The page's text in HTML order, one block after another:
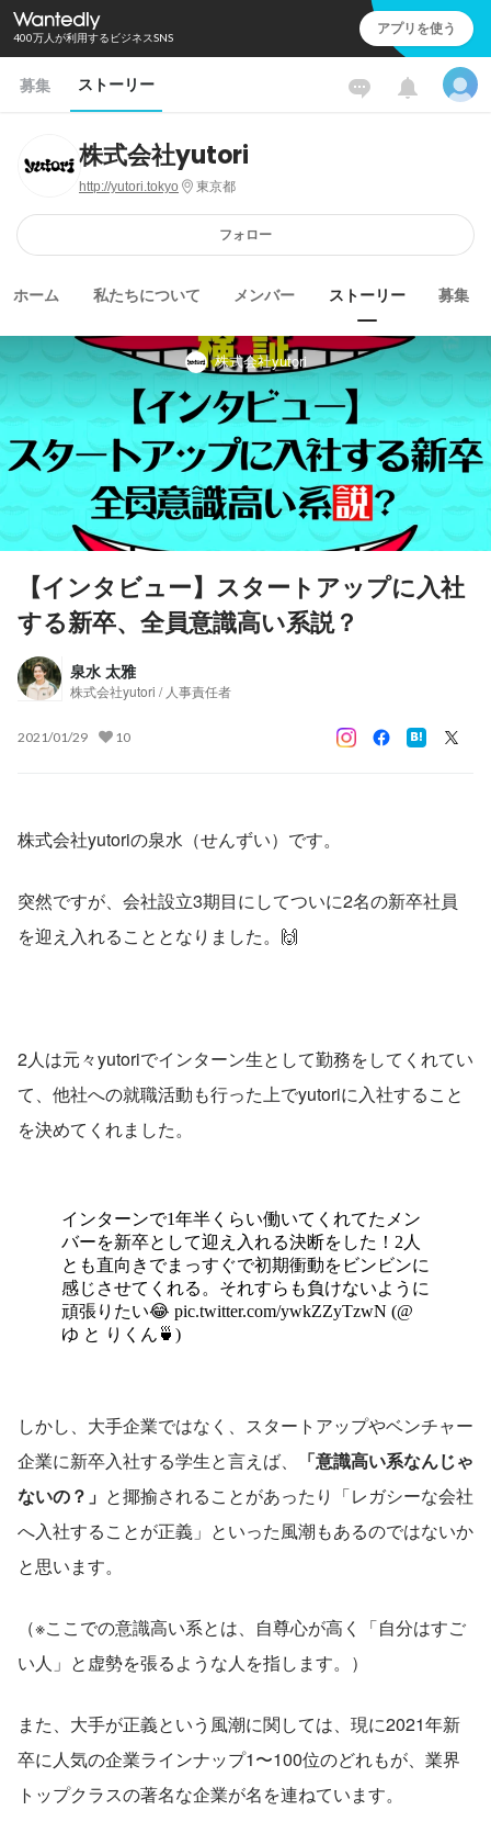
400万人が利用するビジネスSNS アプリを使う
募集 ストーリー
株式会社yutori
http://yutori.tokyo 東京都
フォロー
ホーム 私たちについて メンバー ストーリー 募集
株式会社yutori
【インタビュー】スタートアップに入社
する新卒、全員意識高い系説？
泉水 太雅
株式会社yutori / 人事責任者
2021/01/29 10
株式会社yutoriの泉水（せんずい）です。
突然ですが、会社設立3期目にしてついに2名の新卒社員
を迎え入れることとなりました。🙌
2人は元々yutoriでインターン生として勤務をしてくれてい
て、他社への就職活動も行った上でyutoriに入社すること
を決めてくれました。
しかし、大手企業ではなく、スタートアップやベンチャー
企業に新卒入社する学生と言えば、
「意識高い系なんじゃ
ないの？」 と揶揄されることがあったり「レガシーな会社
へ入社することが正義」といった風潮もあるのではないか
と思います。
（※ここでの意識高い系とは、自尊心が高く「自分はすご
い人」と虚勢を張るような人を指します。）
また、大手が正義という風潮に関しては、現に2021年新
卒に人気の企業ラインナップ1〜100位のどれもが、業界
トップクラスの著名な企業が名を連ねています。